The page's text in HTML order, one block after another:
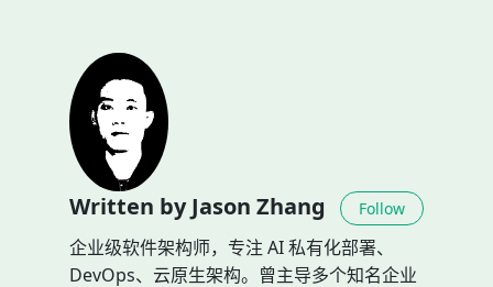
Written by Jason Zhang Follow
企业级软件架构师，专注 AI 私有化部署、
DevOps、云原生架构。曾主导多个知名企业